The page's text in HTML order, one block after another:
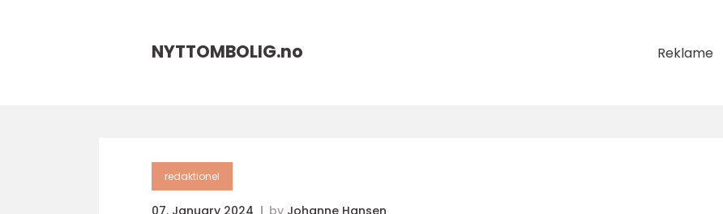
NYTTOMBOLIG.no Reklame
redaktionel
07. January 2024 by Johanne Hansen